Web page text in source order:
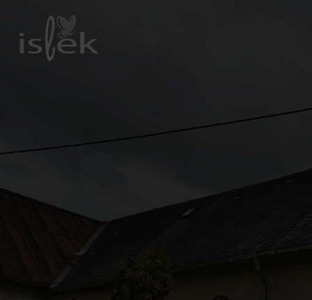
Startseite